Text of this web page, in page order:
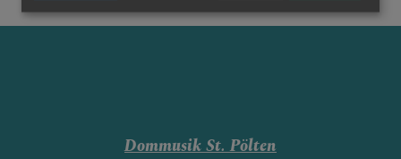
Familiengottesdienste
Dommusik St. Pölten